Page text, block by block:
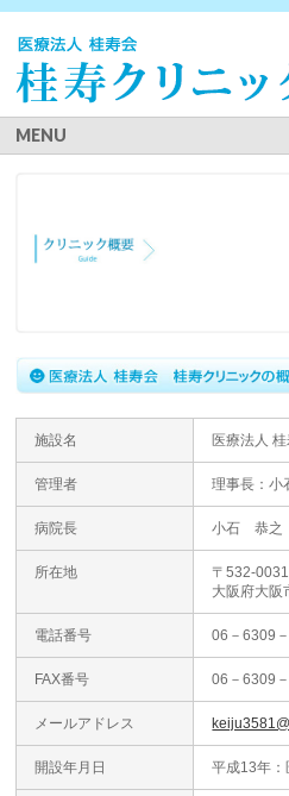
MENU
施設名 医療法人
管理者 理事長：
病院長 小石 恭之
所在地
〒532-0031
大阪府大阪
電話番号 06－6309
FAX番号 06－6309
メールアドレス
開設年月日 平成13年